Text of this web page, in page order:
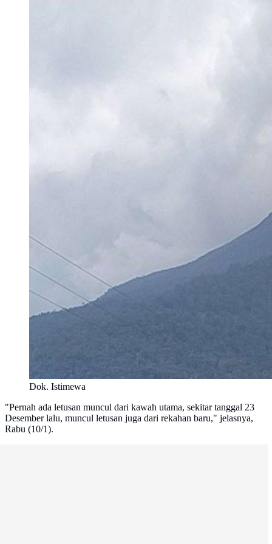
Dok. Istimewa
"Pernah ada letusan muncul dari kawah utama, sekitar tanggal 23
Desember lalu, muncul letusan juga dari rekahan baru," jelasnya,
Rabu (10/1).